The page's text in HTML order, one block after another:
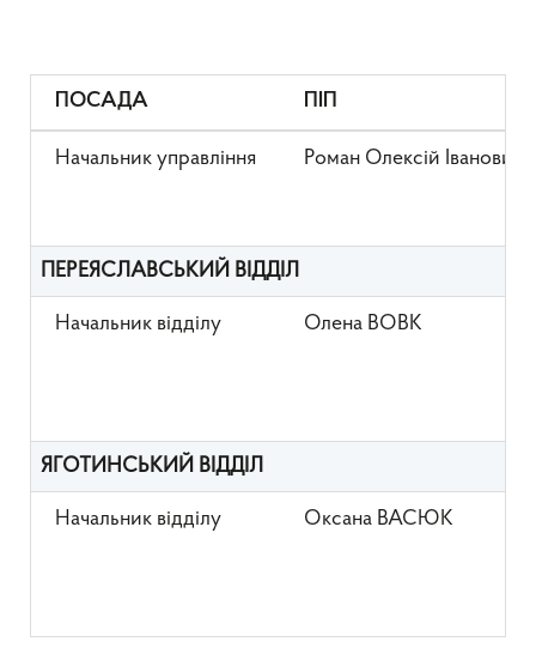
ПОСАДА ПІП
Начальник управління Роман Олексій Іванович
ПЕРЕЯСЛАВСЬКИЙ ВІДДІЛ
Начальник відділу Олена ВОВК
ЯГОТИНСЬКИЙ ВІДДІЛ
Начальник відділу Оксана ВАСЮК